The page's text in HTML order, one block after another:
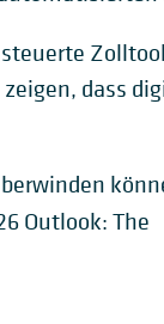
dass
Outlook: The